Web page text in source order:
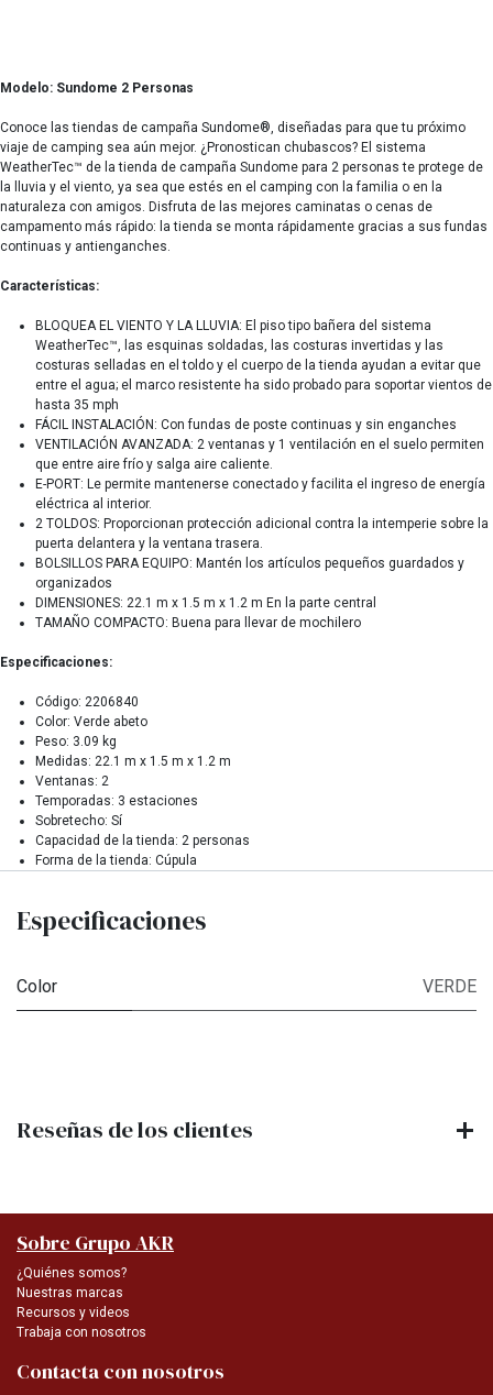
Modelo: Sundome 2 Personas
Conoce las tiendas de campaña Sundome®, diseñadas para que tu próximo
viaje de camping sea aún mejor. ¿Pronostican chubascos? El sistema
WeatherTec™ de la tienda de campaña Sundome para 2 personas te protege de
la lluvia y el viento, ya sea que estés en el camping con la familia o en la
naturaleza con amigos. Disfruta de las mejores caminatas o cenas de
campamento más rápido: la tienda se monta rápidamente gracias a sus fundas
continuas y antienganches.
Características:
BLOQUEA EL VIENTO Y LA LLUVIA: El piso tipo bañera del sistema
WeatherTec™, las esquinas soldadas, las costuras invertidas y las
costuras selladas en el toldo y el cuerpo de la tienda ayudan a evitar que
entre el agua; el marco resistente ha sido probado para soportar vientos de
hasta 35 mph
FÁCIL INSTALACIÓN: Con fundas de poste continuas y sin enganches
VENTILACIÓN AVANZADA: 2 ventanas y 1 ventilación en el suelo permiten
que entre aire frío y salga aire caliente.
E-PORT: Le permite mantenerse conectado y facilita el ingreso de energía
eléctrica al interior.
2 TOLDOS: Proporcionan protección adicional contra la intemperie sobre la
puerta delantera y la ventana trasera.
BOLSILLOS PARA EQUIPO: Mantén los artículos pequeños guardados y
organizados
DIMENSIONES: 22.1 m x 1.5 m x 1.2 m En la parte central
TAMAÑO COMPACTO: Buena para llevar de mochilero
Especificaciones:
Código: 2206840
Color: Verde abeto
Peso: 3.09 kg
Medidas: 22.1 m x 1.5 m x 1.2 m
Ventanas: 2
Temporadas: 3 estaciones
Sobretecho: Sí
Capacidad de la tienda: 2 personas
Forma de la tienda: Cúpula
Especificaciones
Color VERDE
Reseñas de los clientes
Sobre Grupo AKR
¿Quiénes somos?
Nuestras marcas
Recursos y videos
Trabaja con nosotros
Contacta con nosotros